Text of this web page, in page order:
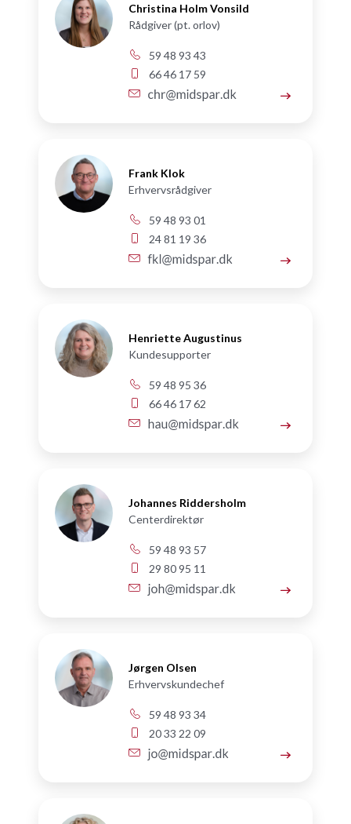
Christina Holm Vonsild
Rådgiver (pt. orlov)
59 48 93 43
66 46 17 59
Frank Klok
Erhvervsrådgiver
59 48 93 01
24 81 19 36
Henriette Augustinus
Kundesupporter
59 48 95 36
66 46 17 62
Johannes Riddersholm
Centerdirektør
59 48 93 57
29 80 95 11
Jørgen Olsen
Erhvervskundechef
59 48 93 34
20 33 22 09